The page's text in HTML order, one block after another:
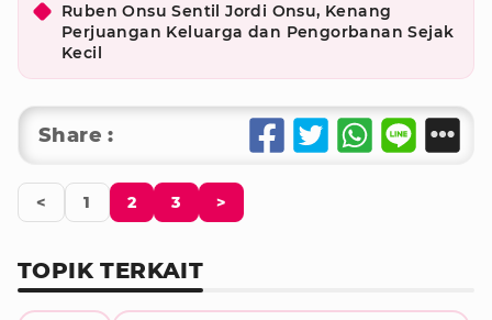
Ruben Onsu Sentil Jordi Onsu, Kenang
Perjuangan Keluarga dan Pengorbanan Sejak
Kecil
Share :
< 1 2 3 >
TOPIK TERKAIT